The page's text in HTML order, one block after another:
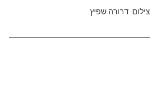
צילום: דרורה שפיץ.